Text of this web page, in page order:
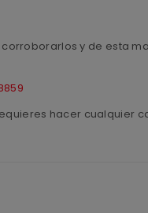
y de esta
hacer cualquier